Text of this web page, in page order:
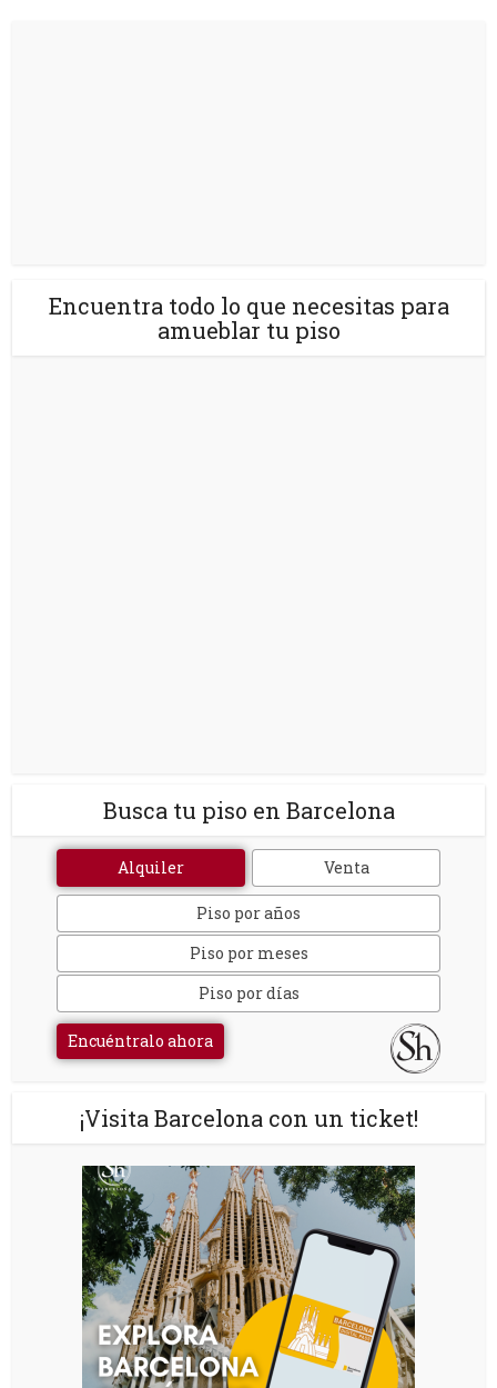
Encuentra todo lo que necesitas para
amueblar tu piso
Busca tu piso en Barcelona
Alquiler Venta
Piso por años
Piso por meses
Piso por días
Encuéntralo ahora
¡Visita Barcelona con un ticket!